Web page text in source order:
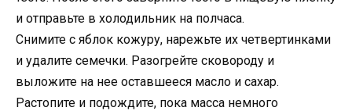
и отправьте в холодильник на полчаса.
Снимите с яблок кожуру, нарежьте их четвертинками
и удалите семечки. Разогрейте сковороду и
выложите на нее оставшееся масло и сахар.
Растопите и подождите, пока масса немного